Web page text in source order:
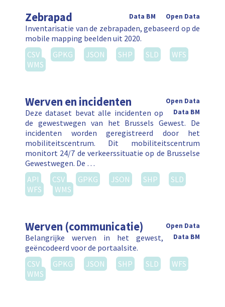
Zebrapad Open Data
Data BM
Inventarisatie van de zebrapaden, gebaseerd op de
mobile mapping beelden uit 2020.
CSV
GPKG JSON SHP SLD
WFS
WMS
Werven en incidenten
Open Data
Data BM
Deze dataset bevat alle incidenten op
de gewestwegen van het Brussels Gewest. De
incidenten worden geregistreerd door het
mobiliteitscentrum. Dit mobiliteitscentrum
monitort 24/7 de verkeerssituatie op de Brusselse
Gewestwegen. De …
API
CSV GPKG JSON SHP
SLD
WFS
WMS
Werven (communicatie)
Open Data
Data BM
Belangrijke werven in het gewest,
geëncodeerd voor de portaalsite.
CSV
GPKG JSON SHP SLD
WFS
WMS